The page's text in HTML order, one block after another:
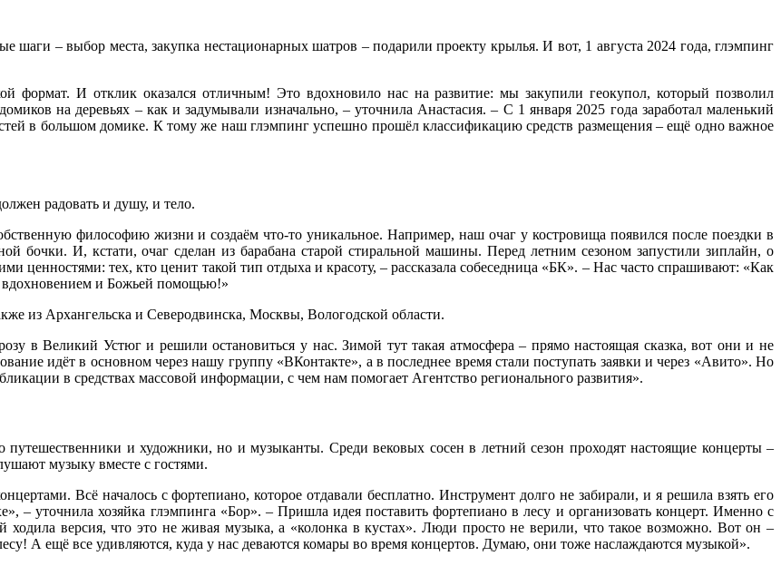
– выбор места, закупка нестационарных шатров – подарили проекту крылья. И вот, 1 августа 2024 года, глэмпинг
формат. И отклик оказался отличным! Это вдохновило нас на развитие: мы закупили геокупол, который позволил
на деревьях – как и задумывали изначально, – уточнила Анастасия. – С 1 января 2025 года заработал маленький
в большом домике. К тому же наш глэмпинг успешно прошёл классификацию средств размещения – ещё одно важное
радовать и душу, и тело.
философию жизни и создаём что‑то уникальное. Например, наш очаг у костровища появился после поездки в
бочки. И, кстати, очаг сделан из барабана старой стиральной машины. Перед летним сезоном запустили зиплайн, о
ценностями: тех, кто ценит такой тип отдыха и красоту, – рассказала собеседница «БК». – Нас часто спрашивают: «Как
вдохновением и Божьей помощью!»
из Архангельска и Северодвинска, Москвы, Вологодской области.
в Великий Устюг и решили остановиться у нас. Зимой тут такая атмосфера – прямо настоящая сказка, вот они и не
идёт в основном через нашу группу «ВКонтакте», а в последнее время стали поступать заявки и через «Авито». Но
в средствах массовой информации, с чем нам помогает Агентство регионального развития».
путешественники и художники, но и музыканты. Среди вековых сосен в летний сезон проходят настоящие концерты –
музыку вместе с гостями.
Всё началось с фортепиано, которое отдавали бесплатно. Инструмент долго не забирали, и я решила взять его
– уточнила хозяйка глэмпинга «Бор». – Пришла идея поставить фортепиано в лесу и организовать концерт. Именно с
версия, что это не живая музыка, а «колонка в кустах». Люди просто не верили, что такое возможно. Вот он –
А ещё все удивляются, куда у нас деваются комары во время концертов. Думаю, они тоже наслаждаются музыкой».